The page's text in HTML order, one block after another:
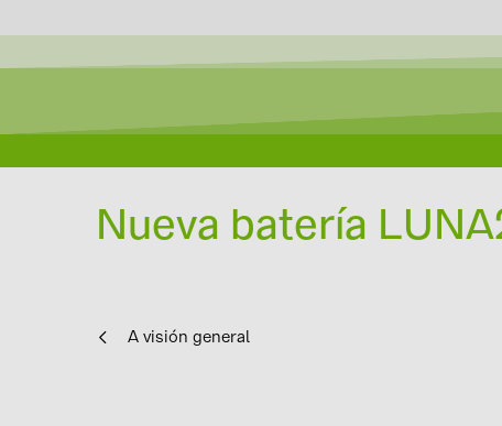
Nueva batería
A visión general